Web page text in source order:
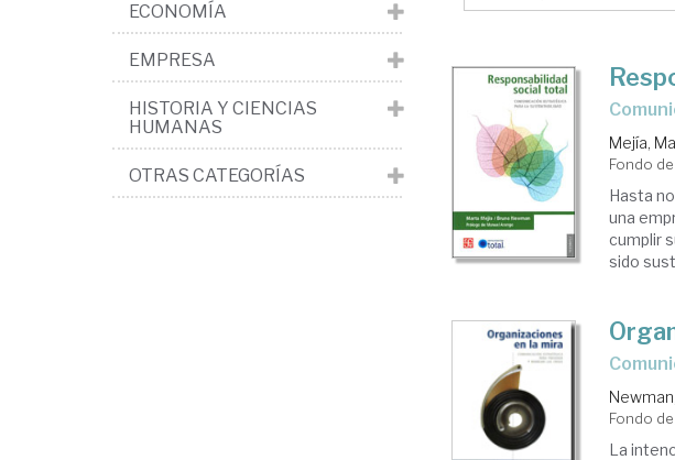
Mejía,
Fondo
Hasta
una
cumplir
sido
Fondo
La
ECONOMÍA
EMPRESA
HISTORIA Y CIENCIAS
HUMANAS
OTRAS CATEGORÍAS